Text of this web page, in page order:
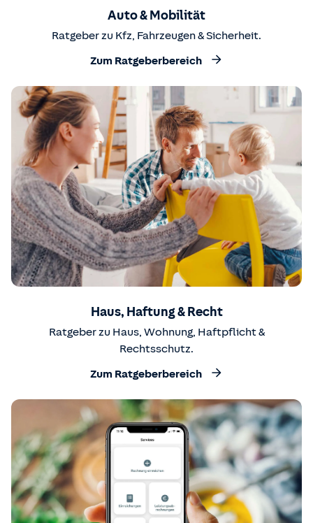
Auto & Mobilität
Ratgeber zu Kfz, Fahrzeugen & Sicherheit.
Zum Ratgeberbereich
Haus, Haftung & Recht
Ratgeber zu Haus, Wohnung, Haftpflicht &
Rechtsschutz.
Zum Ratgeberbereich